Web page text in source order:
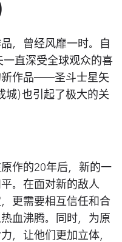
，曾经风靡一时。自
直深受全球观众的喜
新作品——圣斗士星矢
城)也引起了极大的关
作的20年后，新的一
。在面对新的敌人
更需要相互信任和合
血沸腾。同时，为原
，让他们更加立体，